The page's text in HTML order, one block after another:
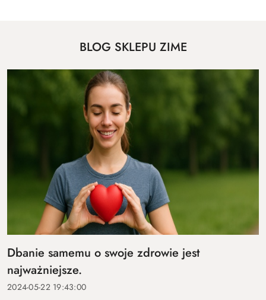
BLOG SKLEPU ZIME
Dbanie samemu o swoje zdrowie jest
najważniejsze.
2024-05-22 19:43:00